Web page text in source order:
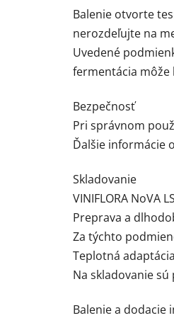
Balenie otvorte
nerozdeľujte na
Uvedené
fermentácia môže
Bezpečnosť
Pri správnom
Ďalšie informácie
Skladovanie
VINIFLORA NoVA
Preprava a
Za týchto
Teplotná
Na skladovanie
Balenie a dodacie